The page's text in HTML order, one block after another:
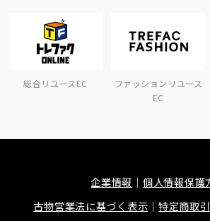
総合リユースEC
ファッションリユース
EC
企業情報
個人情報保護
古物営業法に基づく表示
特定商取